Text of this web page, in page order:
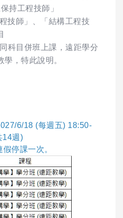
持工程技師」
技師」、「結構工程技
科目併班上課，遠距學分
，特此說明。
6/18 (每週五) 18:50-
14週)
停課一次。